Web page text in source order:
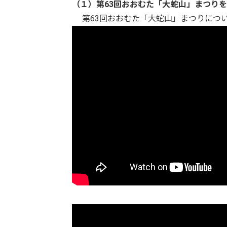
（１） 第63回おおむた「大蛇山」まつり
第63回おおむた「大蛇山」まつりにつ